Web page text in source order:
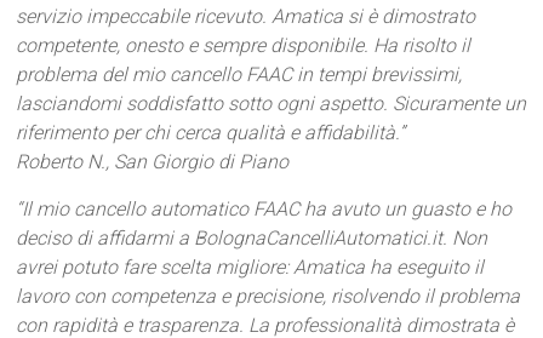
servizio impeccabile ricevuto. Amatica si è dimostrato
competente, onesto e sempre disponibile. Ha risolto il
problema del mio cancello FAAC in tempi brevissimi,
lasciandomi soddisfatto sotto ogni aspetto. Sicuramente un
riferimento per chi cerca qualità e affidabilità.”
Roberto N., San Giorgio di Piano
“Il mio cancello automatico FAAC ha avuto un guasto e ho
deciso di affidarmi a BolognaCancelliAutomatici.it. Non
avrei potuto fare scelta migliore: Amatica ha eseguito il
lavoro con competenza e precisione, risolvendo il problema
con rapidità e trasparenza. La professionalità dimostrata è